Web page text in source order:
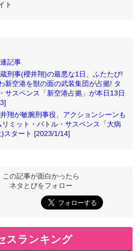
ト
記事
刑事(櫻井翔)の最悪な1日、ふたたび!
新空港を獣の面の武装集団が占拠! タ
サスペンス「新空港占拠」が本日13日
翔が敏腕刑事役、アクションシーンも
ミット・バトル・サスペンス「大病
スタート [2023/1/14]
この記事が面白かったら
ネタとぴをフォロー
スランキング